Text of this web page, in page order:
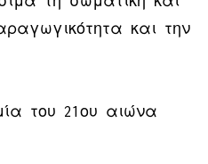
και την
του 21ου αιώνα